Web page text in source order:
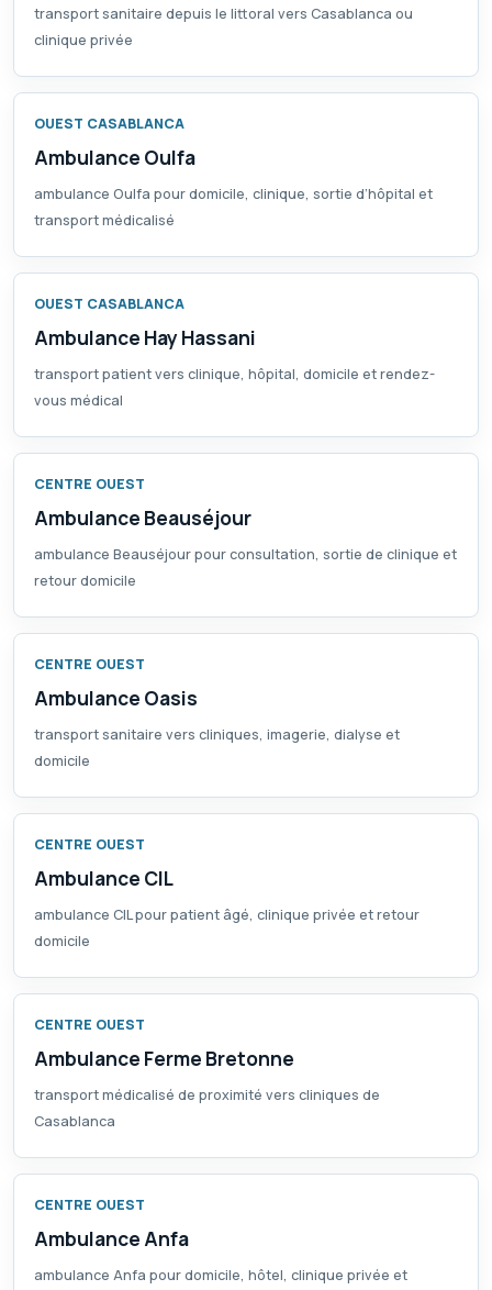
transport sanitaire depuis le littoral vers Casablanca ou
clinique privée
OUEST CASABLANCA
Ambulance Oulfa
ambulance Oulfa pour domicile, clinique, sortie d’hôpital et
transport médicalisé
OUEST CASABLANCA
Ambulance Hay Hassani
transport patient vers clinique, hôpital, domicile et rendez-
vous médical
CENTRE OUEST
Ambulance Beauséjour
ambulance Beauséjour pour consultation, sortie de clinique et
retour domicile
CENTRE OUEST
Ambulance Oasis
transport sanitaire vers cliniques, imagerie, dialyse et
domicile
CENTRE OUEST
Ambulance CIL
ambulance CIL pour patient âgé, clinique privée et retour
domicile
CENTRE OUEST
Ambulance Ferme Bretonne
transport médicalisé de proximité vers cliniques de
Casablanca
CENTRE OUEST
Ambulance Anfa
ambulance Anfa pour domicile, hôtel, clinique privée et